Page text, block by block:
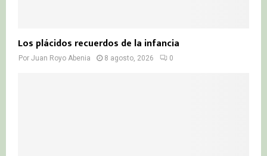
Los plácidos recuerdos de la infancia
Por Juan Royo Abenia 8 agosto, 2026 0